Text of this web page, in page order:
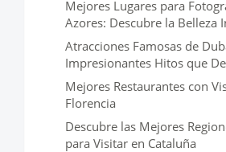
Mejores Lugares para
Azores: Descubre la Belleza
Atracciones Famosas de
Impresionantes Hitos que
Mejores Restaurantes con
Florencia
Descubre las Mejores
para Visitar en Cataluña